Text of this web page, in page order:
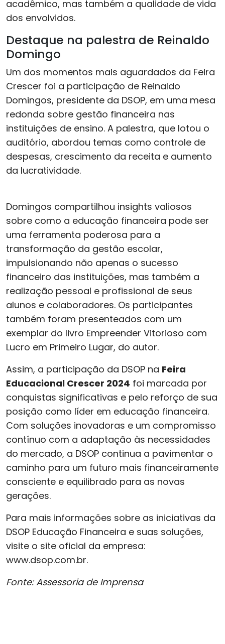
acadêmico, mas também a qualidade de vida
dos envolvidos.
Destaque na palestra de Reinaldo
Domingo
Um dos momentos mais aguardados da Feira
Crescer foi a participação de Reinaldo
Domingos, presidente da DSOP, em uma mesa
redonda sobre gestão financeira nas
instituições de ensino. A palestra, que lotou o
auditório, abordou temas como controle de
despesas, crescimento da receita e aumento
da lucratividade.
Domingos compartilhou insights valiosos
sobre como a educação financeira pode ser
uma ferramenta poderosa para a
transformação da gestão escolar,
impulsionando não apenas o sucesso
financeiro das instituições, mas também a
realização pessoal e profissional de seus
alunos e colaboradores. Os participantes
também foram presenteados com um
exemplar do livro Empreender Vitorioso com
Lucro em Primeiro Lugar, do autor.
Assim, a participação da DSOP na Feira
Educacional Crescer 2024 foi marcada por
conquistas significativas e pelo reforço de sua
posição como líder em educação financeira.
Com soluções inovadoras e um compromisso
contínuo com a adaptação às necessidades
do mercado, a DSOP continua a pavimentar o
caminho para um futuro mais financeiramente
consciente e equilibrado para as novas
gerações.
Para mais informações sobre as iniciativas da
DSOP Educação Financeira e suas soluções,
visite o site oficial da empresa:
www.dsop.com.br.
Fonte: Assessoria de Imprensa